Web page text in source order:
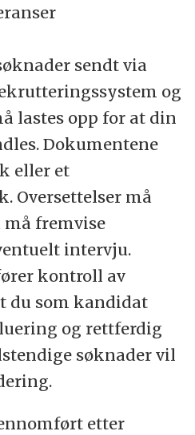
sendt via
og
lastes opp for at din
Dokumentene
eller et
Oversettelser må
fremvise
intervju.
kontroll av
du som kandidat
og rettferdig
søknader vil
etter